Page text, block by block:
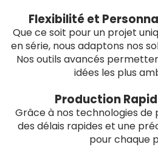
Flexibilité et
Que ce soit pour un projet
en série, nous adaptons nos
Nos outils avancés
idées les plus
Production
Grâce à nos technologies de
des délais rapides et une
pour chaque